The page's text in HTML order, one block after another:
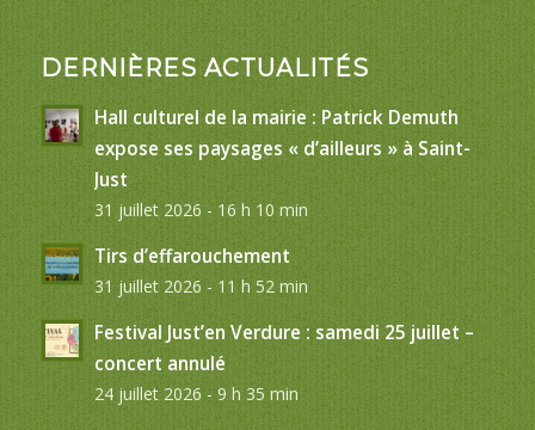
DERNIÈRES ACTUALITÉS
Hall culturel de la mairie : Patrick Demuth
expose ses paysages « d’ailleurs » à Saint-
Just
31 juillet 2026 - 16 h 10 min
Tirs d’effarouchement
31 juillet 2026 - 11 h 52 min
Festival Just’en Verdure : samedi 25 juillet –
concert annulé
24 juillet 2026 - 9 h 35 min